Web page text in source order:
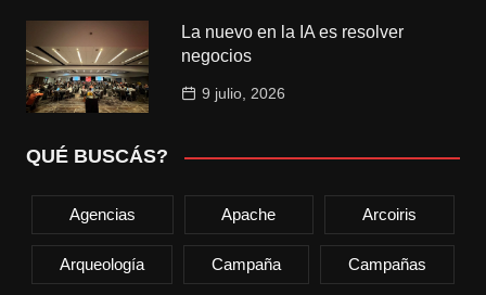
La nuevo en la IA es resolver
negocios
9 julio, 2026
QUÉ BUSCÁS?
Agencias Apache Arcoiris
Arqueología Campaña Campañas